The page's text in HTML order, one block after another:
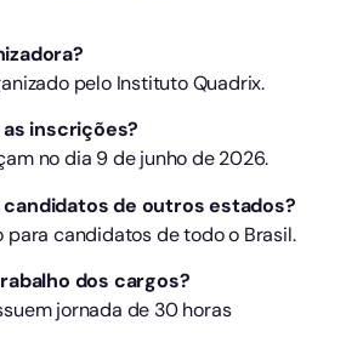
pelo Instituto Quadrix.
inscrições?
no dia 9 de junho de 2026.
de outros estados?
para candidatos de todo o Brasil.
dos cargos?
jornada de 30 horas